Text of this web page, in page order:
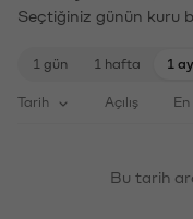
Seçtiğiniz günün kuru
1 gün 1 hafta 1 ay
Tarih Açılış En
Bu tarih